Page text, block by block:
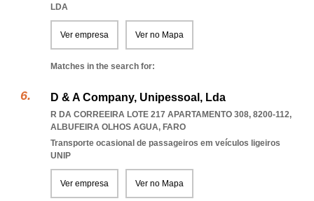
LDA
Ver empresa Ver no Mapa
Matches in the search for:
D & A Company, Unipessoal, Lda
R DA CORREEIRA LOTE 217 APARTAMENTO 308, 8200-112,
ALBUFEIRA OLHOS AGUA, FARO
Transporte ocasional de passageiros em veículos ligeiros
UNIP
Ver empresa Ver no Mapa